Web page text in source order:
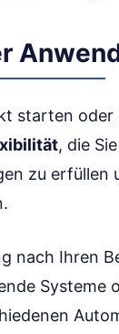
starten
, die
zu erfüllen
nach Ihren
Systeme